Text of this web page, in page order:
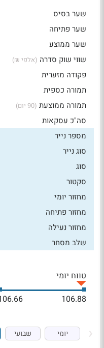
שער בסיס
שער פתיחה
שער ממוצע
שווי שוק סדרה (אלפי ₪)
פקודה מזערית
תמורה כספית
תמורה ממוצעת (90 יום)
סה"כ עסקאות
מספר נייר
סוג נייר
סוג
סקטור
מחזור יומי
מחזור פתיחה
מחזור נעילה
שלב מסחר
טווח יומי
106.88
יומי שבועי